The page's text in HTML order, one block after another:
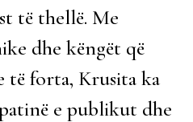
të thellë. Me
dhe këngët që
të forta, Krusita ka
e publikut dhe